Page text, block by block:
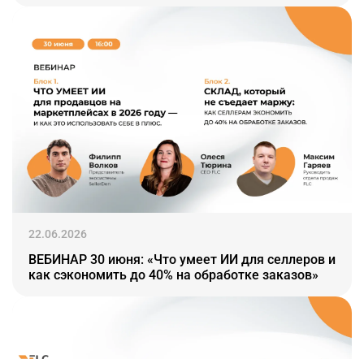
22.06.2026
ВЕБИНАР 30 июня: «Что умеет ИИ для селлеров и
как сэкономить до 40% на обработке заказов»